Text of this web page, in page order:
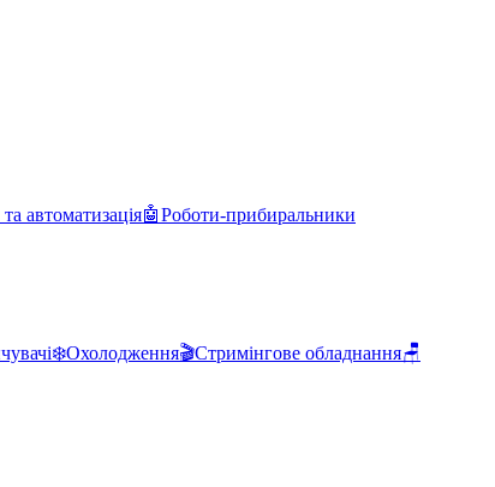
автоматизація🤖Роботи-прибиральники
❄️Охолодження🎬Стримінгове обладнання🪑